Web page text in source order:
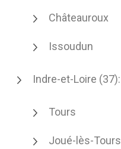
Châteauroux
Issoudun
Indre-et-Loire (37):
Tours
Joué-lès-Tours